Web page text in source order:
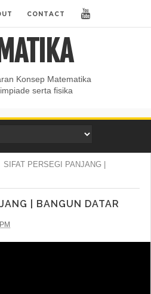
CONTACT
Konsep Matematika
serta fisika
SIFAT PERSEGI PANJANG |
| BANGUN DATAR